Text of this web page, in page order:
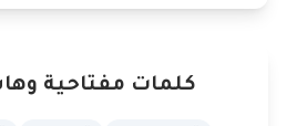
كلمات مفتاحية